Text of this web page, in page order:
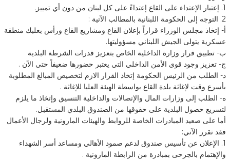
1. إعتبار الإعتداء على القاع إعتداءً على كل لبنان من دون أي تمييز.
2. التوجه إلى الحكومة اللبنانية بالمطالب الآتية :
‌أ- إتخاذ مجلس الوزراء قراراً بإعلان القاع ومشاريع القاع ورأس بعلبك منطقة
عسكرية يتولى الجيش اللبناني مسؤوليتها.
‌ب- تطبيق قرار وزارة الداخلية الخاص بتعزيز قدرات الشرطة البلدية
‌ج- تعزيز وجود قوى الأمن الداخلي التي يعتبر حضورها ضعيفاً حتى الآن .
‌د- الطلب من الرئيس الحكومة إتخاذ القرار الازم لتخصيص المبالغ المطلوبة
بأسرع وقت لإغاثة بلدة القاع بواسطة الهيئة العليا للإغاثة .
‌ه- الطلب إلى وزارات المال والإتصالات والداخلية التنسيق وإتخاذ ما يلزم
لتسريع حصول البلدية على حقوقها من الصندوق البلدي المستقبل.
أما على صعيد المبادرات الخاصة للروابط والهيئات المارونية ولرجال الأعمال
فقد تقرر الآتي:
1. الإعلان عن تأسيس صندوق لدعم صمود الأهالي ومساعد أسر الشهداء
والإهتمام بالجرحى بمبادرة من الرابطة المارونية .